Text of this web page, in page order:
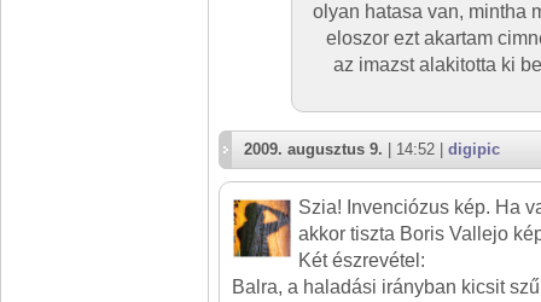
olyan hatasa van, mintha
eloszor ezt akartam
az imazst alakitotta ki
2009. augusztus 9. | 14:52 | digipic
Szia! Invenciózus kép. Ha
akkor tiszta Boris Vallejo
Két észrevétel:
Balra, a haladási irányban kicsit